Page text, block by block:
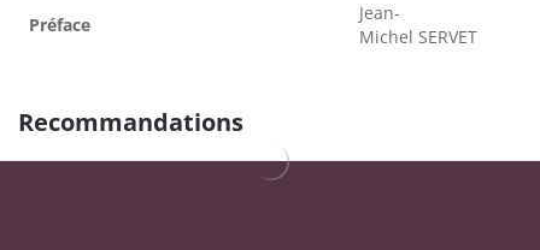
Préface
Jean-
Michel SERVET
Recommandations